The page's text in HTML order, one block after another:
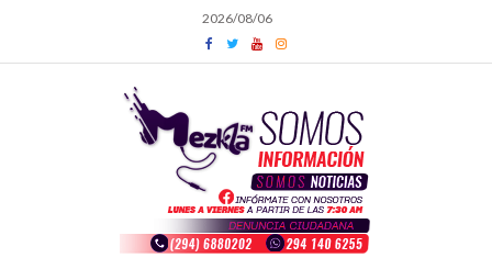
content
2026/08/06